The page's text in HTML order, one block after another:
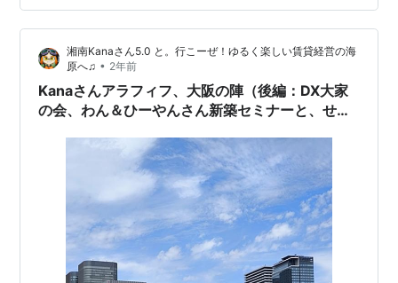
たスパイスを与えることができる。 そんな意識ぬるい系
ブログでございます♪ 今回も暑く、そしてパッショナブル
なiKE50オジサン達で楽しみましたよ！！！ えー、最初
にお詫びを。 前回から「ぼくの夏休…
湘南Kanaさん5.0 と。行こーぜ！ゆるく楽しい賃貸経営の海
原へ♫ • 2年前
Kanaさんアラフィフ、大阪の陣（後編：DX大家
の会、わん＆ひーやんさん新築セミナーと、せと